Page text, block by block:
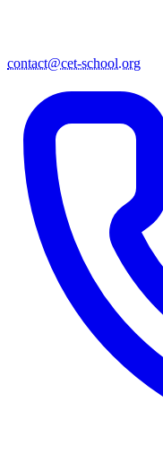
contact@cet-school.org